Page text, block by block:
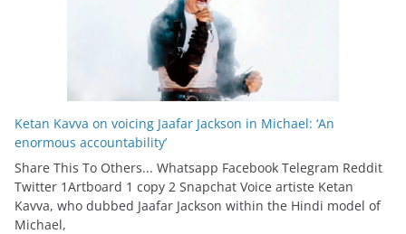
Ketan Kavva on voicing Jaafar Jackson in Michael: ‘An
enormous accountability’
Share This To Others... Whatsapp Facebook Telegram Reddit
Twitter 1Artboard 1 copy 2 Snapchat Voice artiste Ketan
Kavva, who dubbed Jaafar Jackson within the Hindi model of
Michael,